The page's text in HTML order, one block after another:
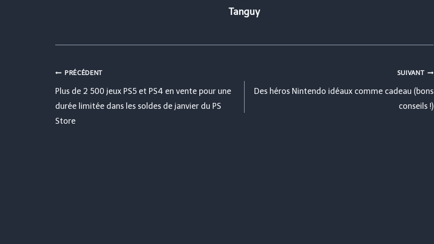
Tanguy
Navigation
de
PRÉCÉDENT
Plus de 2 500 jeux PS5 et PS4 en vente pour une
durée limitée dans les soldes de janvier du PS
Store
SUIVANT
Des héros Nintendo idéaux comme cadeau (bons
conseils !)